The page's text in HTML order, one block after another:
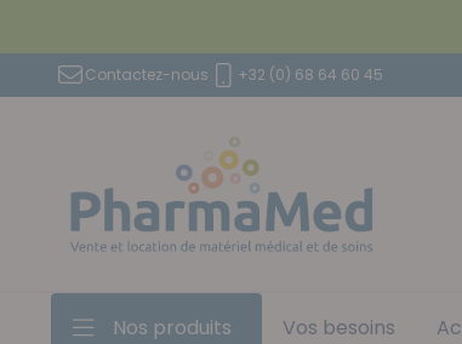
Aller au contenu
Contactez-nous +32 (0) 68 64 60 45
Nos produits Vos besoins